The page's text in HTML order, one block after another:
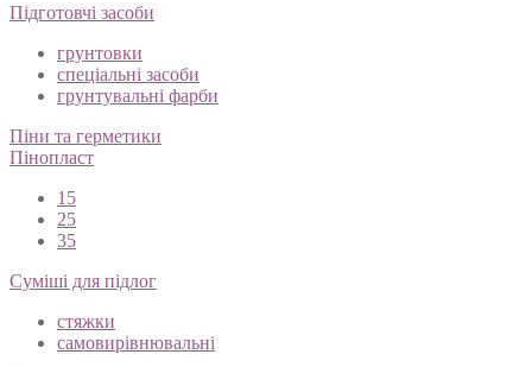
Підготовчі засоби
грунтовки
спеціальні засоби
грунтувальні фарби
Піни та герметики
Пінопласт
15
25
35
Суміші для підлог
стяжки
самовирівнювальні